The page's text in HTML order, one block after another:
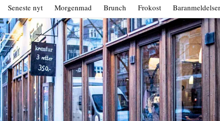
Seneste nyt Morgenmad Brunch Frokost Baranmeldelser